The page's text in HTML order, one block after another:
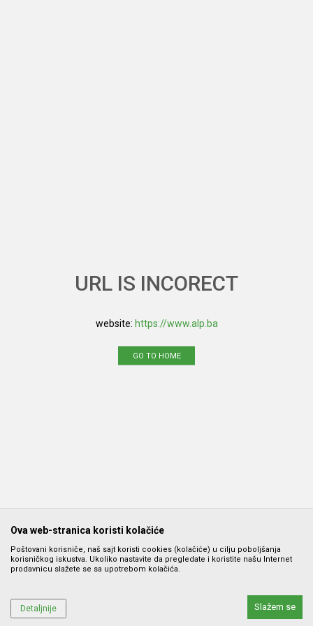
URL IS INCORECT
website: https://www.alp.ba
GO TO HOME
Ova web-stranica koristi kolačiće
Poštovani korisniče, naš sajt koristi cookies (kolačiće) u cilju poboljšanja
korisničkog iskustva. Ukoliko nastavite da pregledate i koristite našu Internet
prodavnicu slažete se sa upotrebom kolačića.
Detaljnije Slažem se